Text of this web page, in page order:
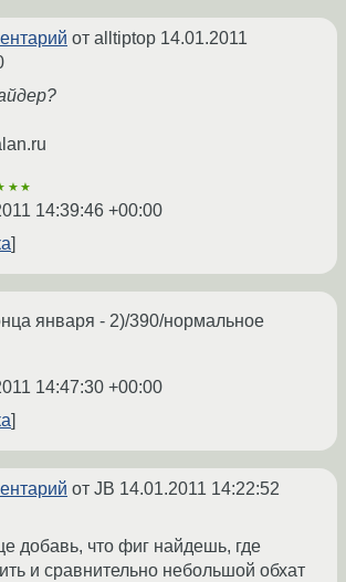
от alltiptop 14.01.2011
14:39:46 +00:00
января - 2)/390/нормальное
14:47:30 +00:00
от JB 14.01.2011 14:22:52
добавь, что фиг найдешь, где
и сравнительно небольшой обхат